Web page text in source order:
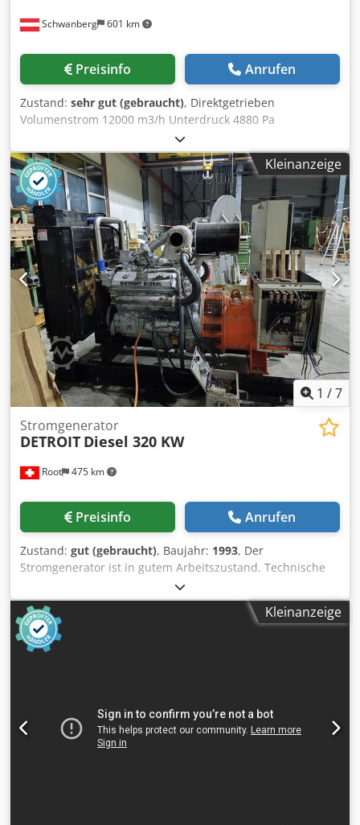
Schwanberg 601 km
Preisinfo Anrufen
Zustand: sehr gut (gebraucht), Direktgetrieben
Volumenstrom 12000 m3/h Unterdruck 4880 Pa
Motorleistung 26 (30) kW Drehzahl 2950 U/ min Chedpfsh
Tfqhsx Aaysa Ansaug DM 400 mm Ausblass DM 400 mm
Abmessungen L x B x H = 1150 x 1200 x 1850 mm Hinweis
Gebrauchtmaschinen: • Irrtuemer bei technischen
Angaben und Zwischenverkauf vorbehalten. • Angegebene
Preise gelten als Abholpreise ab Standort - frei Verladen! •
Die Maschinen wurde gereinigt und funktionsgeprueft. •
Alle Maschinen werden gekauft wie besichtigt ohne
jeglichen Anspruech auf Gewaehrleistung. Es steht dem
Kaeufer frei die Maschinen am Standort zu besichtigen. •
Sondervereinbarungen sind nur in schriftlicher Form
moeglich. (Anfragen beantworten wir nur unter Angabe
Ihrer Adresse + Telefonnummer!)
Kleinanzeige
1 /7
Root 475 km
Stromgenerator
DETROIT Diesel 320 KW
Preisinfo Anrufen
Zustand: gut (gebraucht), Baujahr: 1993, Der
Stromgenerator ist in gutem Arbeitszustand. Technische
Daten sind auf dem Typenschild der Maschine angegeben.
Codpfxoyh U Tqe Aaysha
Kleinanzeige